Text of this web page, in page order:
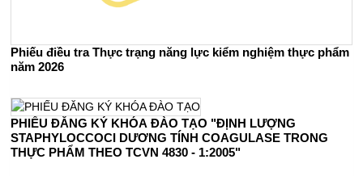
Phiếu điều tra Thực trạng năng lực kiểm nghiệm thực phẩm
năm 2026
PHIẾU ĐĂNG KÝ KHÓA ĐÀO TẠO "ĐỊNH LƯỢNG
STAPHYLOCCOCI DƯƠNG TÍNH COAGULASE TRONG
THỰC PHẨM THEO TCVN 4830 - 1:2005"